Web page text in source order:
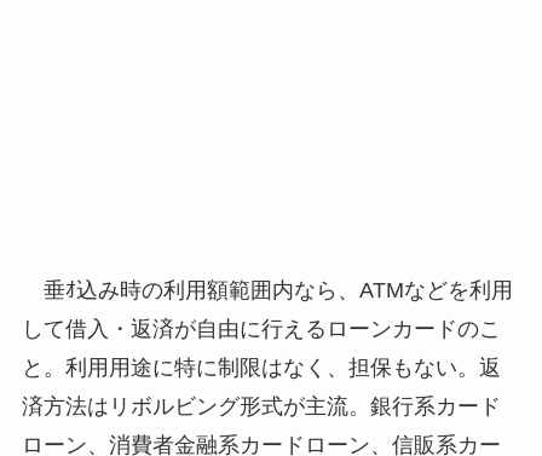
垂ｵ込み時の利用額範囲内なら、ATMなどを利用
して借入・返済が自由に行えるローンカードのこ
と。利用用途に特に制限はなく、担保もない。返
済方法はリボルビング形式が主流。銀行系カード
ローン、消費者金融系カードローン、信販系カー